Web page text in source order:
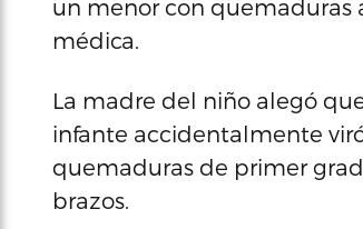
un menor con quemaduras
médica.
La madre del niño alegó
infante accidentalmente
quemaduras de primer
brazos.